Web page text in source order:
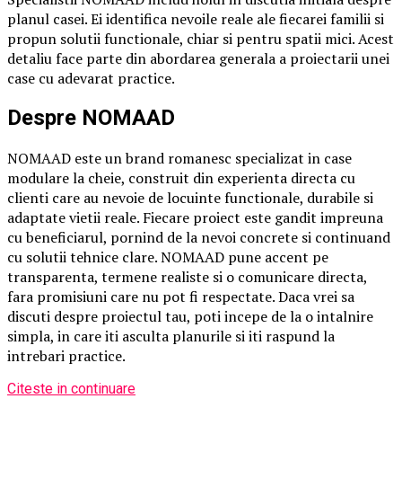
planul casei. Ei identifica nevoile reale ale fiecarei familii si
propun solutii functionale, chiar si pentru spatii mici. Acest
detaliu face parte din abordarea generala a proiectarii unei
case cu adevarat practice.
Despre NOMAAD
NOMAAD este un brand romanesc specializat in case
modulare la cheie, construit din experienta directa cu
clienti care au nevoie de locuinte functionale, durabile si
adaptate vietii reale. Fiecare proiect este gandit impreuna
cu beneficiarul, pornind de la nevoi concrete si continuand
cu solutii tehnice clare. NOMAAD pune accent pe
transparenta, termene realiste si o comunicare directa,
fara promisiuni care nu pot fi respectate. Daca vrei sa
discuti despre proiectul tau, poti incepe de la o intalnire
simpla, in care iti asculta planurile si iti raspund la
intrebari practice.
Citeste in continuare